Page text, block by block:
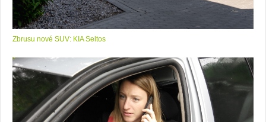
Zbrusu nové SUV: KIA Seltos